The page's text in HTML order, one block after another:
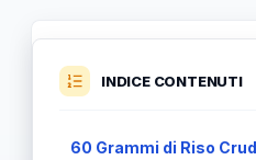
INDICE CONTENUTI
60 Grammi di Riso